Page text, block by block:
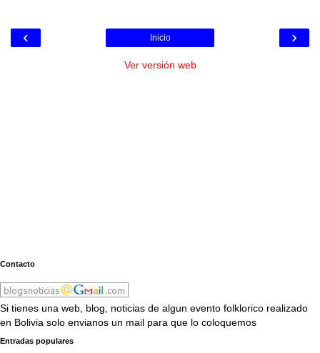
‹ ›
Inicio
Ver versión web
Contacto
Si tienes una web, blog, noticias de algun evento folklorico realizado
en Bolivia solo envianos un mail para que lo coloquemos
Entradas populares